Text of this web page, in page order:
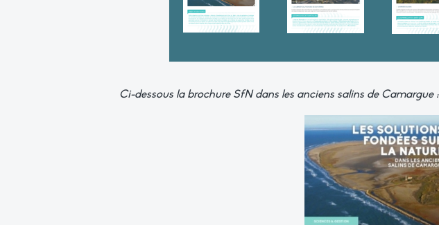
Ci-dessous la brochure SfN dans les anciens salins de Camargue :